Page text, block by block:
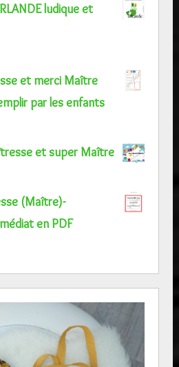
ludique et
et merci Maître
par les enfants
et super Maître
(Maître)-
en PDF